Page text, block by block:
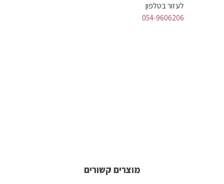
לעזור בטלפון
054-9606206
מוצרים קשורים